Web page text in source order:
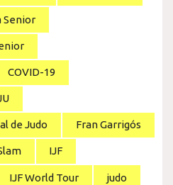
Senior
COVID-19
de Judo Fran Garrigós
IJF
IJF World Tour judo